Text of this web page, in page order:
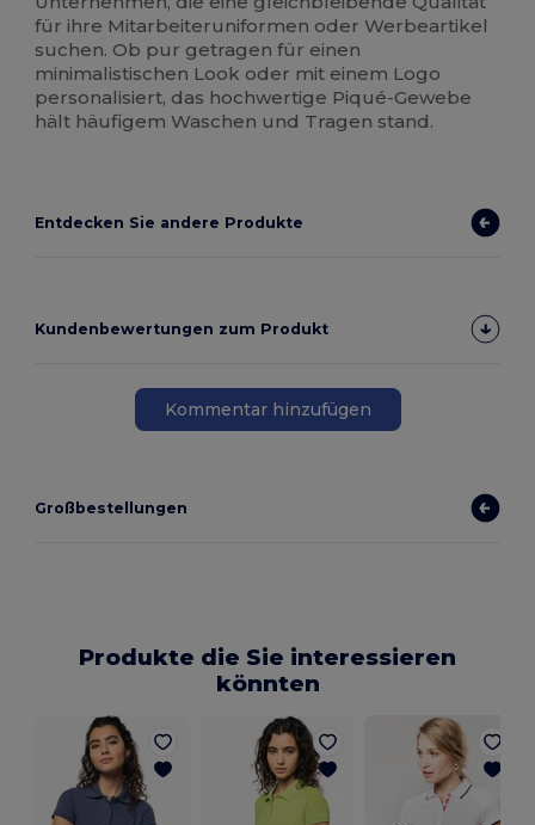
für ihre Mitarbeiteruniformen oder Werbeartikel
suchen. Ob pur getragen für einen
minimalistischen Look oder mit einem Logo
personalisiert, das hochwertige Piqué-Gewebe
hält häufigem Waschen und Tragen stand.
Entdecken Sie andere Produkte
Kundenbewertungen zum Produkt
Kommentar hinzufügen
Großbestellungen
Produkte die Sie interessieren
könnten